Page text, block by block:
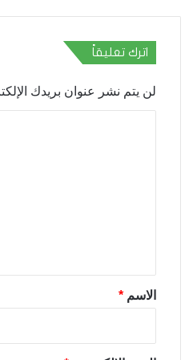
اترك تعليقاً
لن يتم نشر عنوان بريدك
*الاسم *